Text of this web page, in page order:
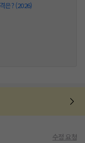
은? (2026)
수정 요청